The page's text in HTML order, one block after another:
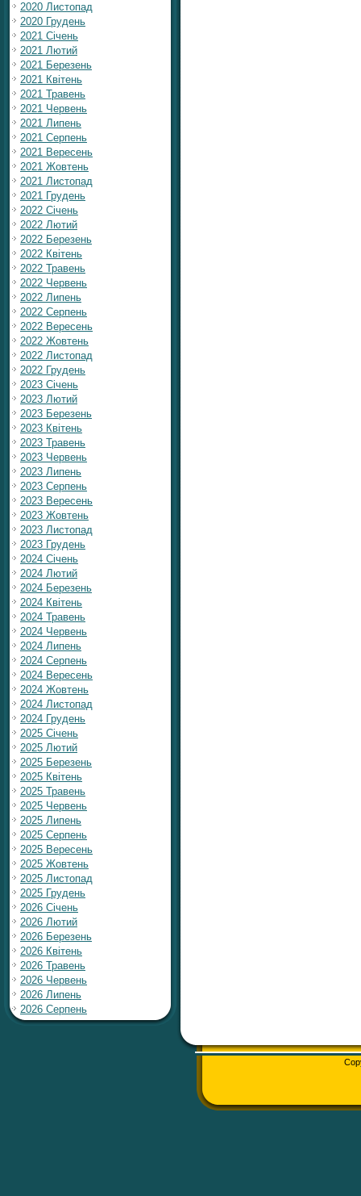
2020 Листопад
2020 Грудень
2021 Січень
2021 Лютий
2021 Березень
2021 Квітень
2021 Травень
2021 Червень
2021 Липень
2021 Серпень
2021 Вересень
2021 Жовтень
2021 Листопад
2021 Грудень
2022 Січень
2022 Лютий
2022 Березень
2022 Квітень
2022 Травень
2022 Червень
2022 Липень
2022 Серпень
2022 Вересень
2022 Жовтень
2022 Листопад
2022 Грудень
2023 Січень
2023 Лютий
2023 Березень
2023 Квітень
2023 Травень
2023 Червень
2023 Липень
2023 Серпень
2023 Вересень
2023 Жовтень
2023 Листопад
2023 Грудень
2024 Січень
2024 Лютий
2024 Березень
2024 Квітень
2024 Травень
2024 Червень
2024 Липень
2024 Серпень
2024 Вересень
2024 Жовтень
2024 Листопад
2024 Грудень
2025 Січень
2025 Лютий
2025 Березень
2025 Квітень
2025 Травень
2025 Червень
2025 Липень
2025 Серпень
2025 Вересень
2025 Жовтень
2025 Листопад
2025 Грудень
2026 Січень
2026 Лютий
2026 Березень
2026 Квітень
2026 Травень
2026 Червень
2026 Липень
2026 Серпень